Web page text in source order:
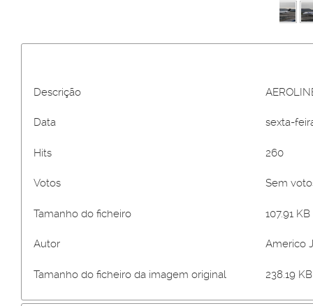
Descrição
Data sexta-
Hits 260
Votos Sem
Tamanho do ficheiro 107.91
Autor Americo
Tamanho do ficheiro da imagem original 238.19